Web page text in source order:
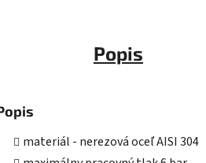
Popis
materiál - nerezová oceľ AISI 304